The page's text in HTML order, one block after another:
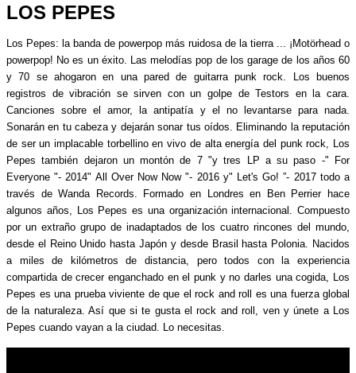
LOS PEPES
Los Pepes: la banda de powerpop más ruidosa de la tierra ... ¡Motörhead o
powerpop! No es un éxito. Las melodías pop de los garage de los años 60
y 70 se ahogaron en una pared de guitarra punk rock. Los buenos
registros de vibración se sirven con un golpe de Testors en la cara.
Canciones sobre el amor, la antipatía y el no levantarse para nada.
Sonarán en tu cabeza y dejarán sonar tus oídos. Eliminando la reputación
de ser un implacable torbellino en vivo de alta energía del punk rock, Los
Pepes también dejaron un montón de 7 "y tres LP a su paso -" For
Everyone "- 2014" All Over Now Now "- 2016 y" Let's Go! ”- 2017 todo a
través de Wanda Records. Formado en Londres en Ben Perrier hace
algunos años, Los Pepes es una organización internacional. Compuesto
por un extraño grupo de inadaptados de los cuatro rincones del mundo,
desde el Reino Unido hasta Japón y desde Brasil hasta Polonia. Nacidos
a miles de kilómetros de distancia, pero todos con la experiencia
compartida de crecer enganchado en el punk y no darles una cogida, Los
Pepes es una prueba viviente de que el rock and roll es una fuerza global
de la naturaleza. Así que si te gusta el rock and roll, ven y únete a Los
Pepes cuando vayan a la ciudad. Lo necesitas.